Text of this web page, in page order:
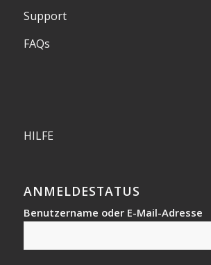
Support
FAQs
HILFE
ANMELDESTATUS
Benutzername oder E-Mail-Adresse